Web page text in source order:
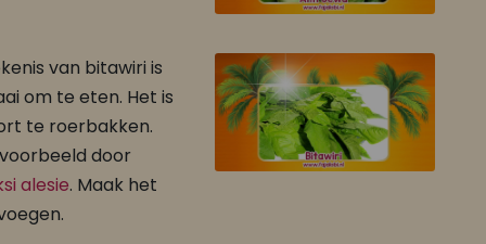
van bitawiri is
om te eten. Het is
te roerbakken.
door
alesie. Maak het